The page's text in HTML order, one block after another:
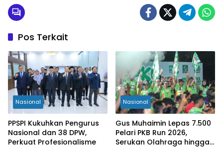
Pos Terkait
Nasional
PPSPI Kukuhkan Pengurus
Nasional dan 38 DPW,
Perkuat Profesionalisme
Nasional
Gus Muhaimin Lepas 7.500
Pelari PKB Run 2026,
Serukan Olahraga hingga